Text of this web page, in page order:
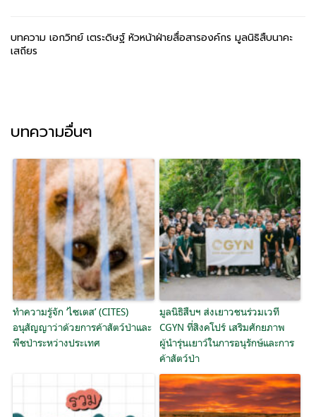
บทความ เอกวิทย์ เตระดิษฐ์ หัวหน้าฝ่ายสื่อสารองค์กร มูลนิธิสืบนาคะ
เสถียร
บทความอื่นๆ
ทำความรู้จัก ‘ไซเตส’ (CITES)
อนุสัญญาว่าด้วยการค้าสัตว์ป่าและ
พืชป่าระหว่างประเทศ
มูลนิธิสืบฯ ส่งเยาวชนร่วมเวที
CGYN ที่สิงคโปร์ เสริมศักยภาพ
ผู้นำรุ่นเยาว์ในการอนุรักษ์และการ
ค้าสัตว์ป่า